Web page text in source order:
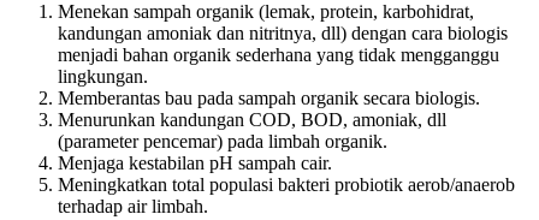
Menekan sampah organik (lemak, protein, karbohidrat,
kandungan amoniak dan nitritnya, dll) dengan cara biologis
menjadi bahan organik sederhana yang tidak mengganggu
lingkungan.
Memberantas bau pada sampah organik secara biologis.
Menurunkan kandungan COD, BOD, amoniak, dll
(parameter pencemar) pada limbah organik.
Menjaga kestabilan pH sampah cair.
Meningkatkan total populasi bakteri probiotik aerob/anaerob
terhadap air limbah.